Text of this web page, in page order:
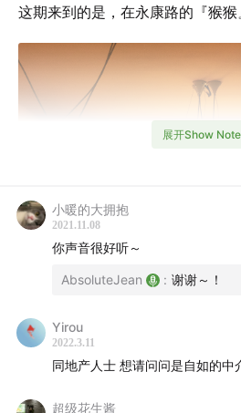
这期来到的是，在永康路的『猴猴
展开Show
小暖的大拥抱
2021.11.08
你声音很好听～
AbsoluteJean : 谢谢～！
Yirou
2022.3.11
同地产人士 想请问问是自如的中
超级花生酱